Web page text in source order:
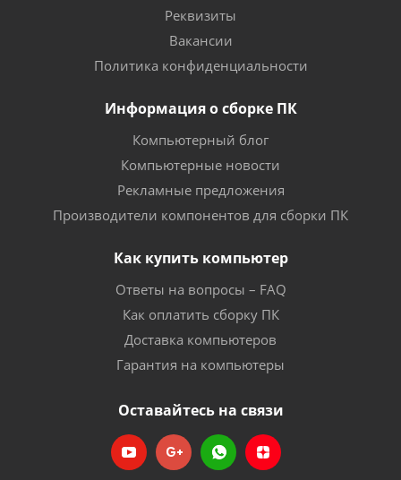
Реквизиты
Вакансии
Политика конфиденциальности
Информация о сборке ПК
Компьютерный блог
Компьютерные новости
Рекламные предложения
Производители компонентов для сборки ПК
Как купить компьютер
Ответы на вопросы – FAQ
Как оплатить сборку ПК
Доставка компьютеров
Гарантия на компьютеры
Оставайтесь на связи